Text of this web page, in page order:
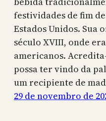
festividades de fim
Estados Unidos. Sua
século XVIII, onde
americanos.
possa ter vindo da
um recipiente de
29 de novembro de